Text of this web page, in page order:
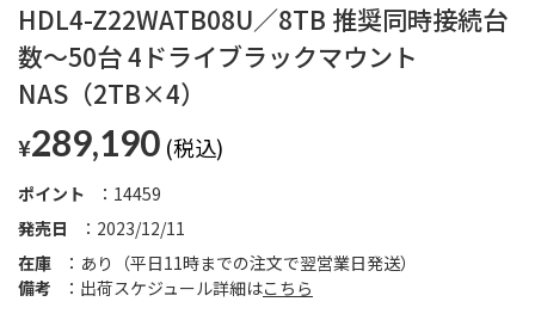
HDL4-Z22WATB08U／8TB 推奨同時接続台
数～50台 4ドライブラックマウント
NAS（2TB×4）
¥289,190
発売日 2023/12/11
ポイント 14459
在庫
あり（平日11時までの注文で翌営業日発送）
備考
出荷スケジュール詳細はこちら